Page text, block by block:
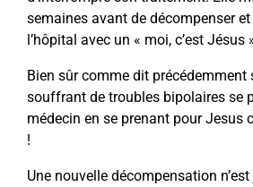
semaines avant de décompenser et
l’hôpital avec un « moi, c’est Jésus
Bien sûr comme dit
souffrant de troubles bipolaires se
médecin en se prenant pour Jesus
!
Une nouvelle décompensation